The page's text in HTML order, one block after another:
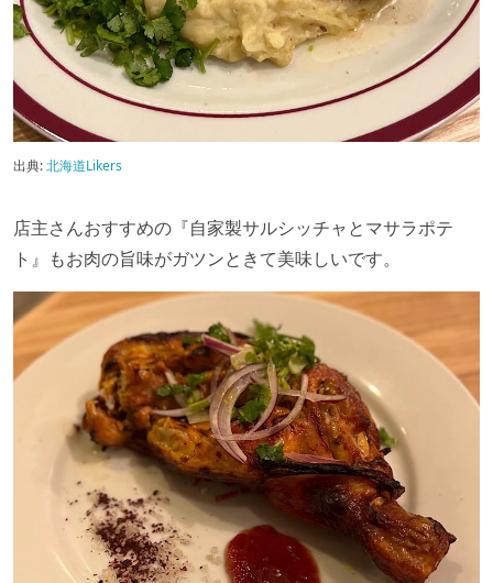
出典:北海道Likers
店主さんおすすめの『自家製サルシッチャとマサラポテ
ト』もお肉の旨味がガツンときて美味しいです。